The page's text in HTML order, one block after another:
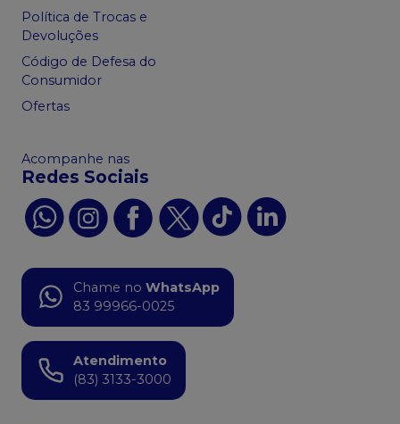
Política de Trocas e
Devoluções
Código de Defesa do
Consumidor
Ofertas
Acompanhe nas
Redes Sociais
Chame no WhatsApp
83 99966-0025
Atendimento
(83) 3133-3000